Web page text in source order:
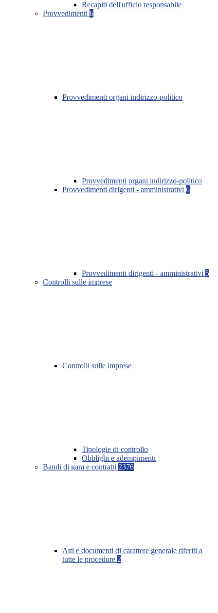
Recapiti dell'ufficio responsabile
Provvedimenti 6
Provvedimenti organi indirizzo-politico
Provvedimenti organi indirizzo-politico
Provvedimenti dirigenti - amministrativi 6
Provvedimenti dirigenti - amministrativi 5
Controlli sulle imprese
Controlli sulle imprese
Tipologie di controllo
Obblighi e adempimenti
Bandi di gara e contratti 2376
Atti e documenti di carattere generale riferiti a
tutte le procedure 2